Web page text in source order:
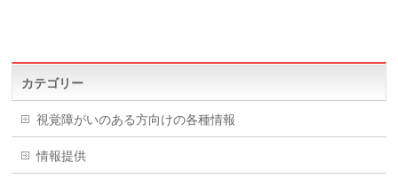
カテゴリー
視覚障がいのある方向けの各種情報
情報提供